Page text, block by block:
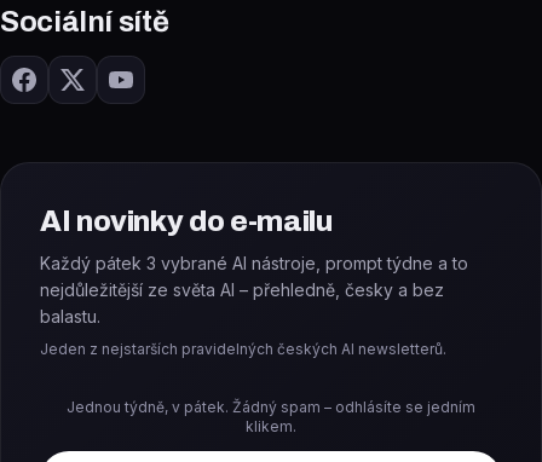
Sociální sítě
AI novinky do e-mailu
Každý pátek 3 vybrané AI nástroje, prompt týdne a to
nejdůležitější ze světa AI – přehledně, česky a bez
balastu.
Jeden z nejstarších pravidelných českých AI newsletterů.
Jednou týdně, v pátek. Žádný spam – odhlásíte se jedním
klikem.